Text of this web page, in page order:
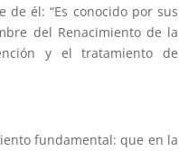
de él: “Es conocido por sus
del Renacimiento de la
y el tratamiento de
fundamental: que en la